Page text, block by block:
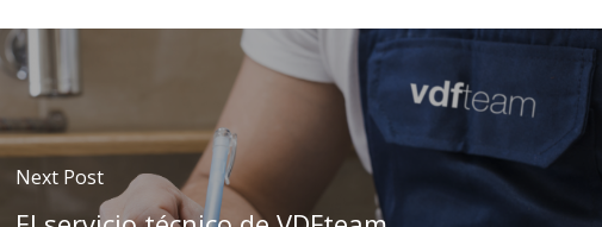
Next Post